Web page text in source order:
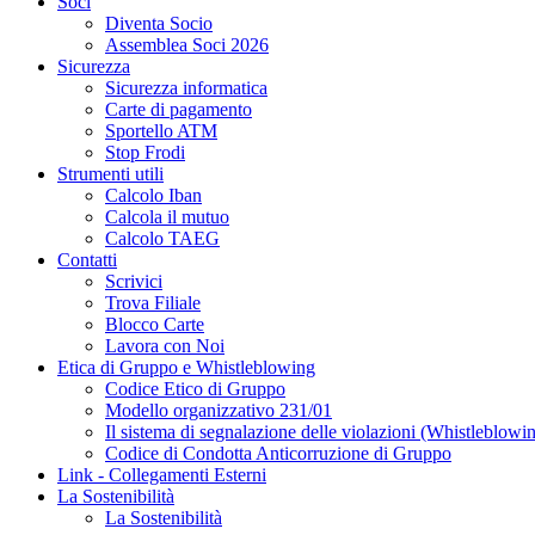
Diventa Socio
Assemblea Soci 2026
Sicurezza
Sicurezza informatica
Carte di pagamento
Sportello ATM
Stop Frodi
Strumenti utili
Calcolo Iban
Calcola il mutuo
Calcolo TAEG
Contatti
Scrivici
Trova Filiale
Blocco Carte
Lavora con Noi
Etica di Gruppo e Whistleblowing
Codice Etico di Gruppo
Modello organizzativo 231/01
Il sistema di segnalazione delle violazioni
Codice di Condotta Anticorruzione di Gruppo
Link - Collegamenti Esterni
La Sostenibilità
La Sostenibilità